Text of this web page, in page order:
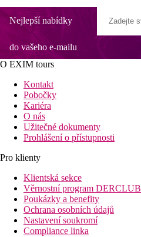
Nejlepší nabídky
do vašeho e-mailu
O EXIM tours
Kontakt
Pobočky
Kariéra
O nás
Užitečné dokumenty
Prohlášení o přístupnosti
Pro klienty
Klientská sekce
Věrnostní program DERCLUB
Poukázky a benefity
Ochrana osobních údajů
Nastavení soukromí
Compliance linka